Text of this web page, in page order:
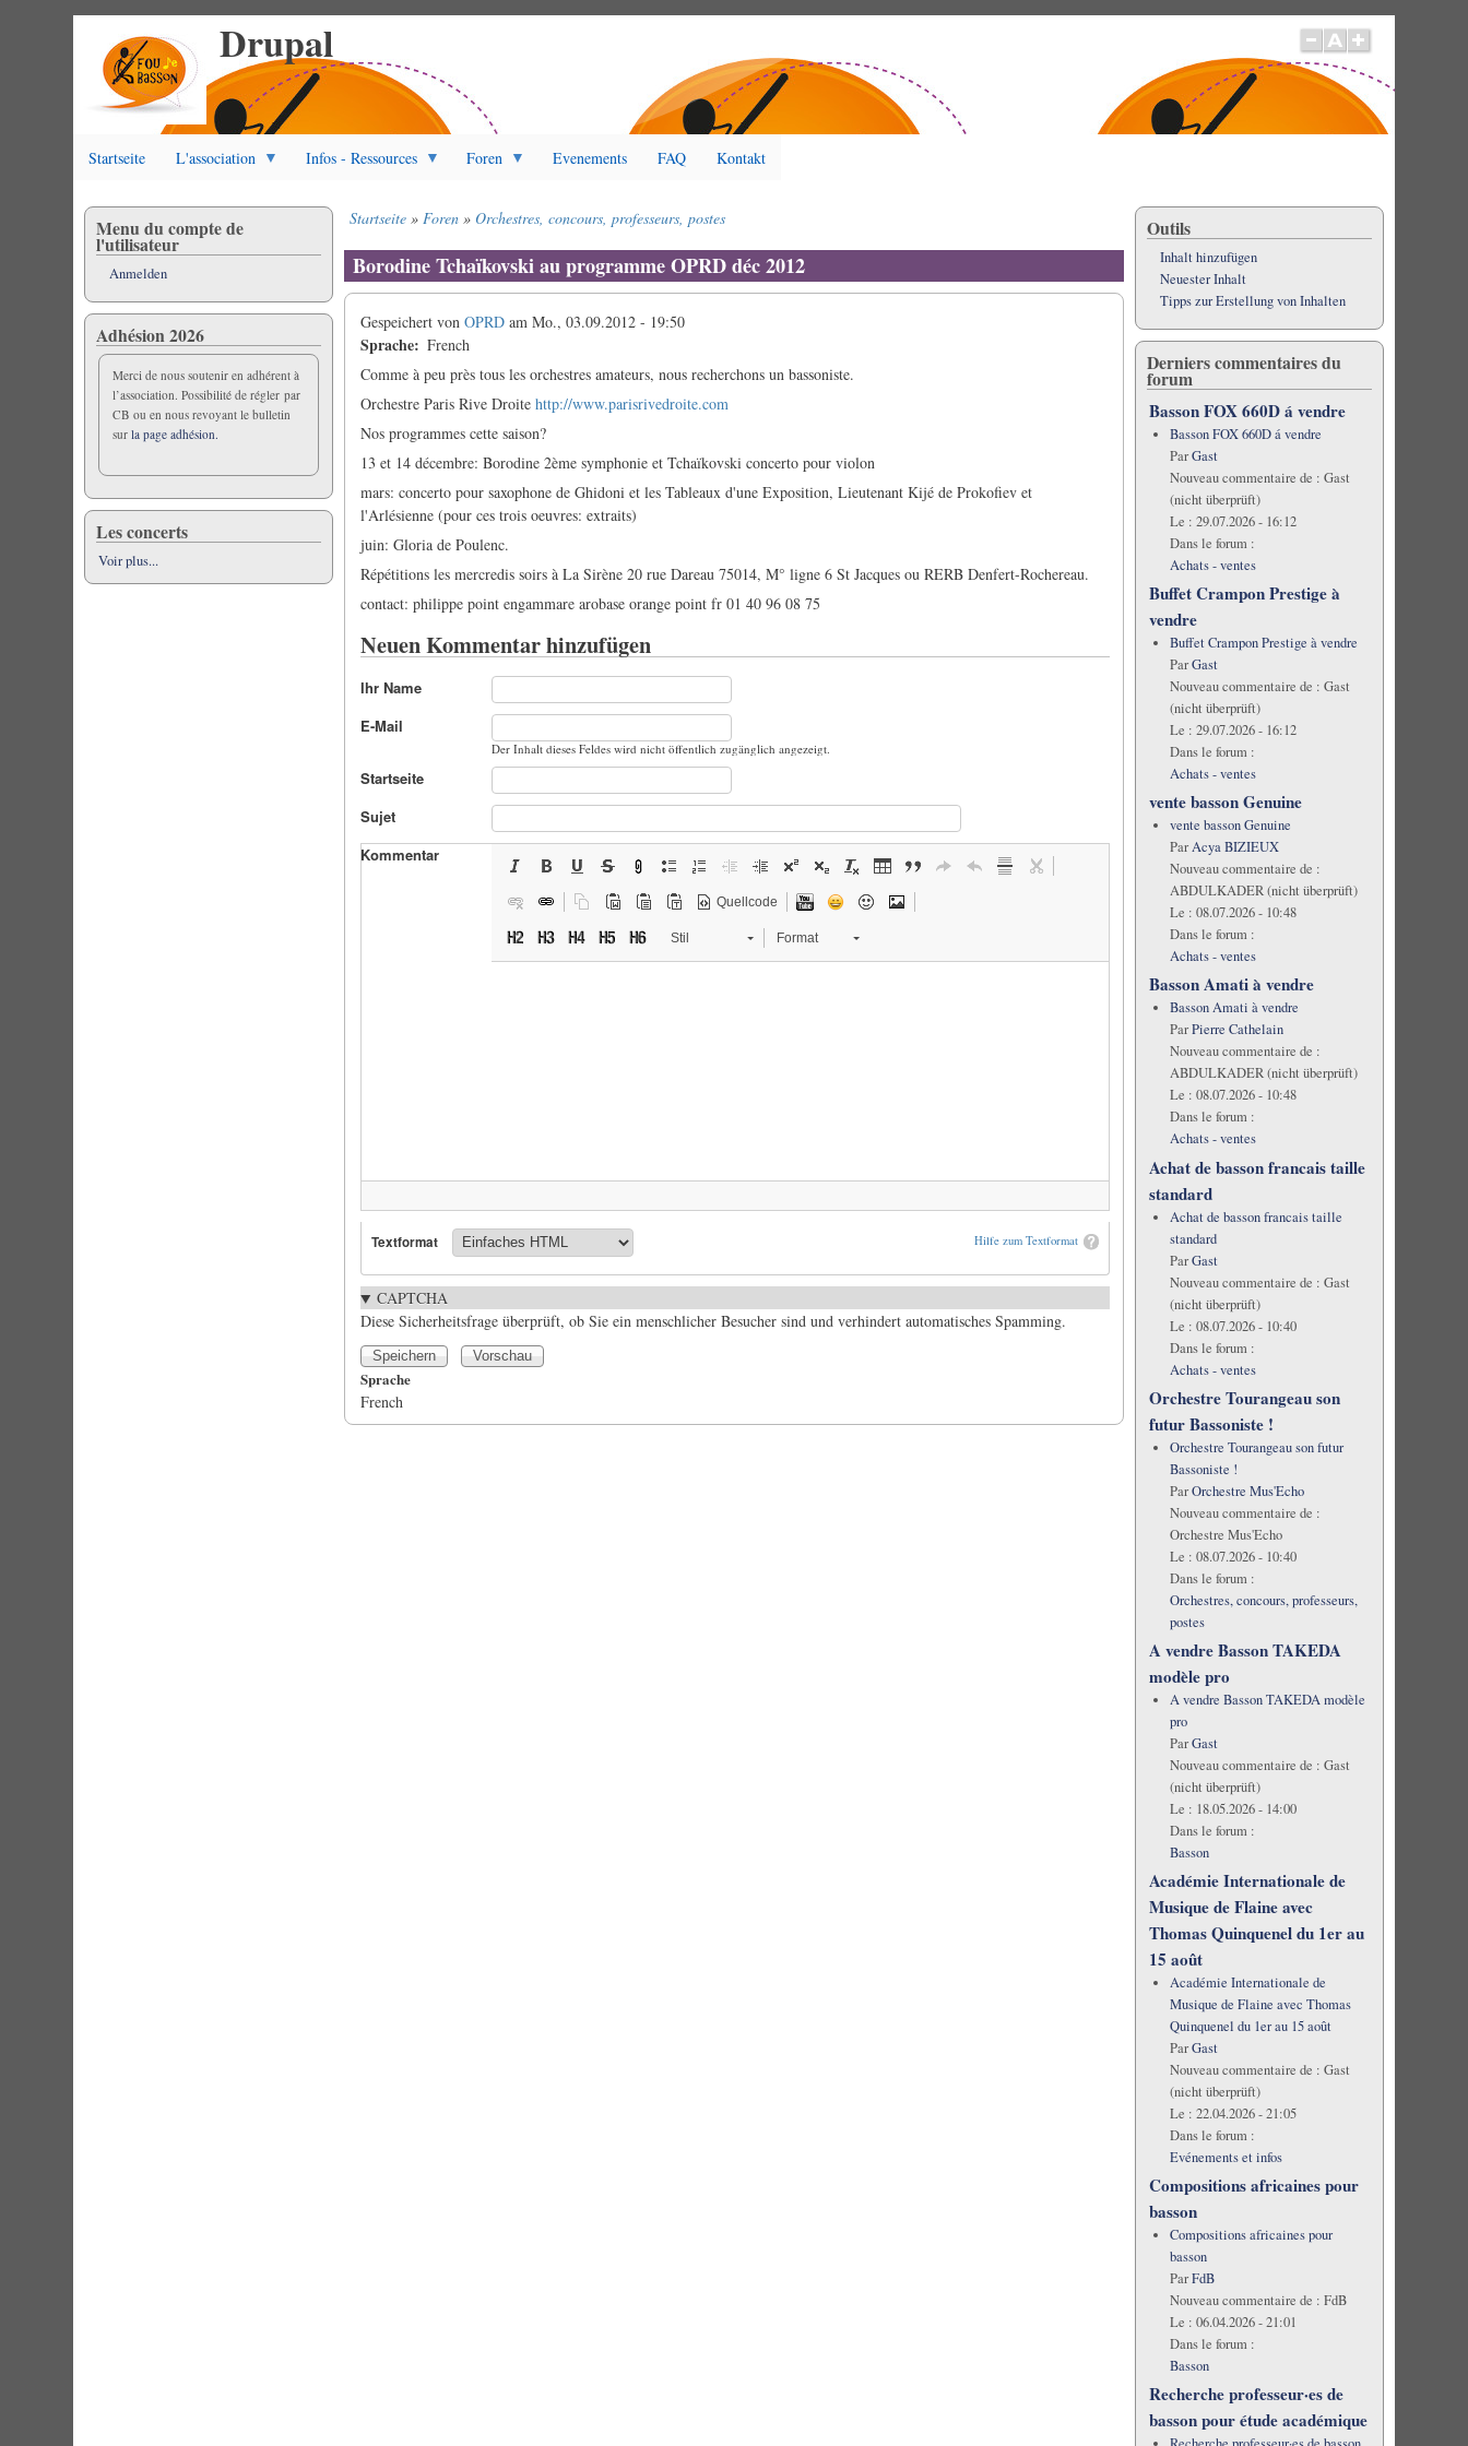
Drupal
Startseite L'association Infos - Ressources Foren Evenements FAQ Kontakt
Startseite Foren Orchestres, concours, professeurs, postes
Borodine Tchaïkovski au programme OPRD déc 2012
Gespeichert vonOPRD amMo., 03.09.2012 - 19:50
Sprache
French
Comme à peu près tous les orchestres amateurs, nous recherchons un bassoniste.
Orchestre Paris Rive Droitehttp://www.parisrivedroite.com
Nos programmes cette saison?
13 et 14 décembre: Borodine 2ème symphonie et Tchaïkovski concerto pour violon
mars: concerto pour saxophone de Ghidoni et les Tableaux d'une Exposition, Lieutenant Kijé de Prokofiev et
l'Arlésienne (pour ces trois oeuvres: extraits)
juin: Gloria de Poulenc.
Répétitions les mercredis soirs à La Sirène 20 rue Dareau 75014, M° ligne 6 St Jacques ou RERB Denfert-Rochereau.
contact: philippe point engammare arobase orange point fr 01 40 96 08 75
Neuen Kommentar hinzufügen
Ihr Name
E-Mail
Der Inhalt dieses Feldes wird nicht öffentlich zugänglich angezeigt.
Startseite
Sujet
Kommentar
Quellcode
Stil Format
Hilfe zum Textformat
Textformat
CAPTCHA
Diese Sicherheitsfrage überprüft, ob Sie ein menschlicher Besucher sind und verhindert automatisches Spamming.
Sprache
French
Menu du compte de
l'utilisateur
Anmelden
Adhésion 2026
Merci de nous soutenir en adhérent à
l’association. Possibilité de régler par
CB ou en nous revoyant le bulletin
surla page adhésion.
Les concerts
Voir plus...
Outils
Inhalt hinzufügen
Neuester Inhalt
Tipps zur Erstellung von Inhalten
Derniers commentaires du
forum
Basson FOX 660D á vendre
Basson FOX 660D á vendre
ParGast
Nouveau commentaire de : Gast
(nicht überprüft)
Le : 29.07.2026 - 16:12
Dans le forum :
Achats - ventes
Buffet Crampon Prestige à
vendre
Buffet Crampon Prestige à vendre
ParGast
Nouveau commentaire de : Gast
(nicht überprüft)
Le : 29.07.2026 - 16:12
Dans le forum :
Achats - ventes
vente basson Genuine
vente basson Genuine
ParAcya BIZIEUX
Nouveau commentaire de :
ABDULKADER (nicht überprüft)
Le : 08.07.2026 - 10:48
Dans le forum :
Achats - ventes
Basson Amati à vendre
Basson Amati à vendre
ParPierre Cathelain
Nouveau commentaire de :
ABDULKADER (nicht überprüft)
Le : 08.07.2026 - 10:48
Dans le forum :
Achats - ventes
Achat de basson francais taille
standard
Achat de basson francais taille
standard
ParGast
Nouveau commentaire de : Gast
(nicht überprüft)
Le : 08.07.2026 - 10:40
Dans le forum :
Achats - ventes
Orchestre Tourangeau son
futur Bassoniste !
Orchestre Tourangeau son futur
Bassoniste !
ParOrchestre Mus'Echo
Nouveau commentaire de :
Orchestre Mus'Echo
Le : 08.07.2026 - 10:40
Dans le forum :
Orchestres, concours, professeurs,
postes
A vendre Basson TAKEDA
modèle pro
A vendre Basson TAKEDA modèle
pro
ParGast
Nouveau commentaire de : Gast
(nicht überprüft)
Le : 18.05.2026 - 14:00
Dans le forum :
Basson
Académie Internationale de
Musique de Flaine avec
Thomas Quinquenel du 1er au
15 août
Académie Internationale de
Musique de Flaine avec Thomas
Quinquenel du 1er au 15 août
ParGast
Nouveau commentaire de : Gast
(nicht überprüft)
Le : 22.04.2026 - 21:05
Dans le forum :
Evénements et infos
Compositions africaines pour
basson
Compositions africaines pour
basson
ParFdB
Nouveau commentaire de : FdB
Le : 06.04.2026 - 21:01
Dans le forum :
Basson
Recherche professeur·es de
basson pour étude académique